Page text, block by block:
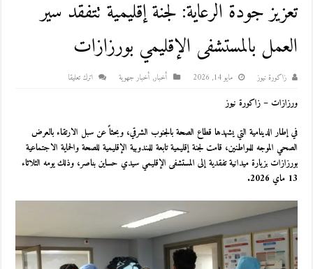
تعزيز جودة الرعاية: لجنة إقليمية تتفقد سير
العمل بالمستشفى الإقليمي بورزازات
زاكورة نيوز مايو 14, 2026 أخبار, أخبار جهوية اترك تعليقا
ورزازات – زاكورة نيوز
في إطار الدينامية التي يشهدها قطاع الصحة بالجنوب الشرقي، وبحثاً عن سبل الارتقاء بالعرض
الصحي الموجه للمواطنين، قامت لجنة إقليمية تابعة للمندوبية الإقليمية للصحة والحماية الاجتماعية
بورزازات بزيارة ميدانية تفقدية إلى المستشفى الإقليميسيدي حساين بناصر، وذلك يومه الثلاثاء
13 ماي 2026.